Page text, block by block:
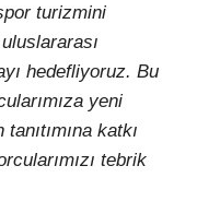
turizmini
hedefliyoruz. Bu
yeni
katkı
tebrik